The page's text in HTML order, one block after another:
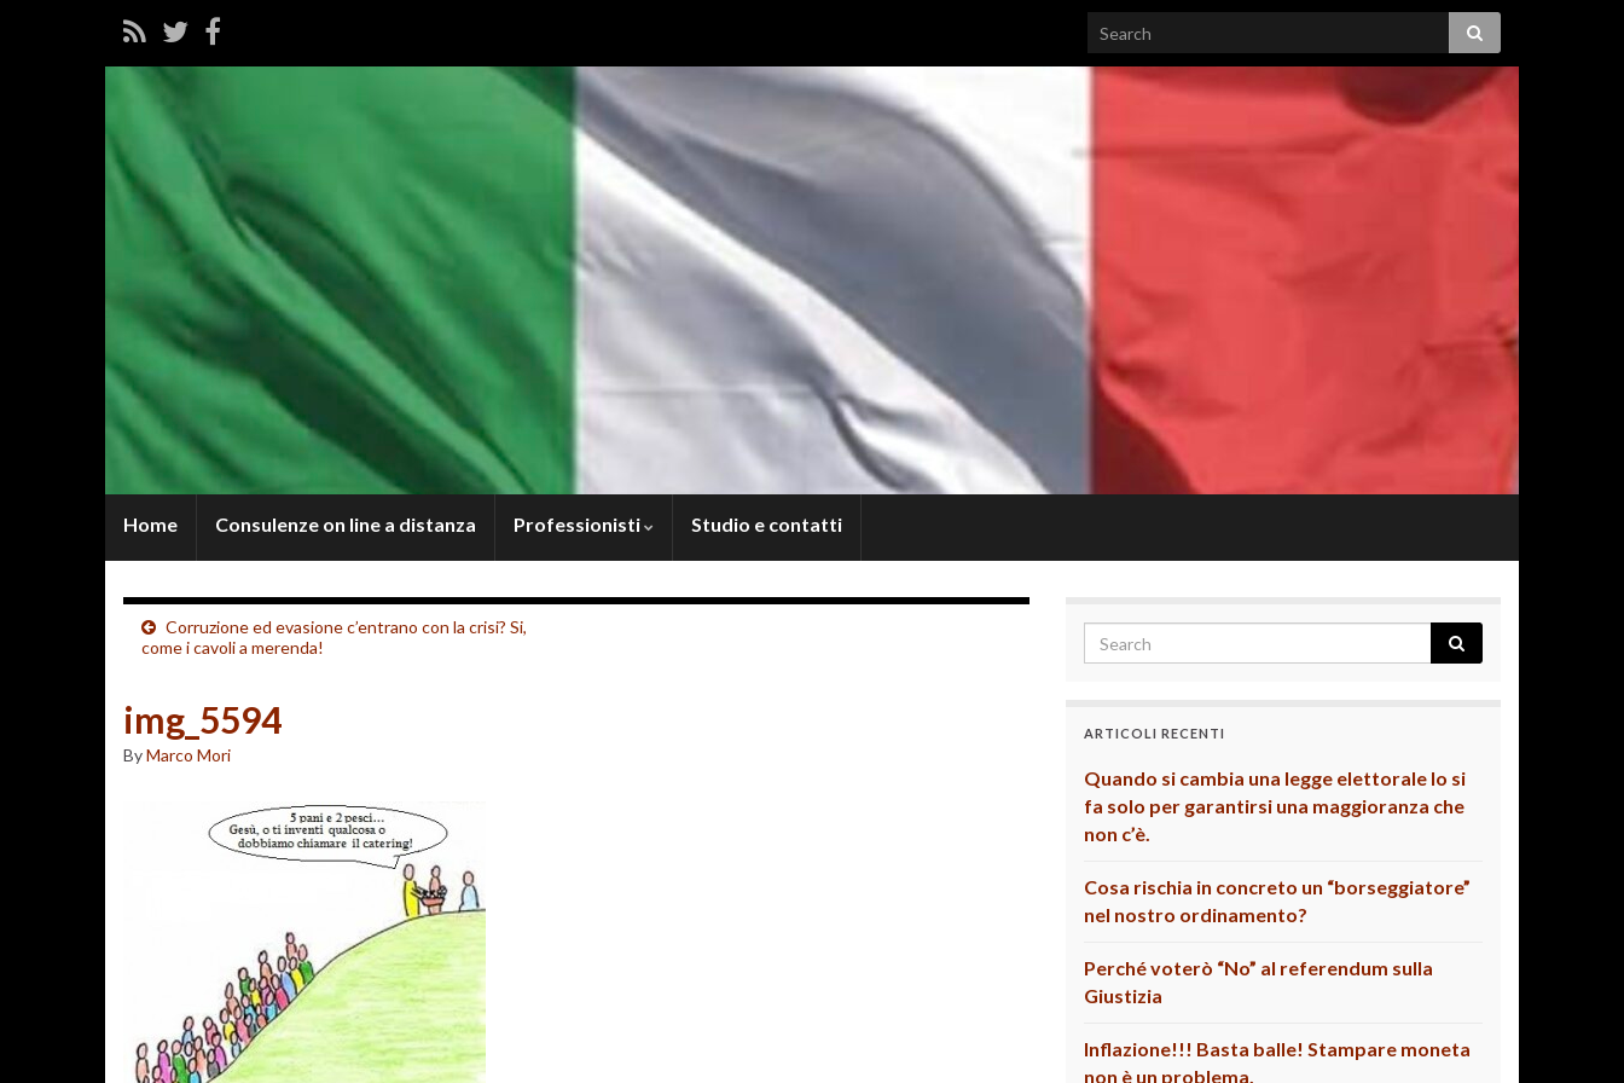
Home Consulenze on line a distanza Professionisti Studio e contatti
Corruzione ed evasione c’entrano con la crisi? Si,
come i cavoli a merenda!
img_5594
ByMarco Mori
ARTICOLI RECENTI
Quando si cambia una legge elettorale lo si
fa solo per garantirsi una maggioranza che
non c’è.
Cosa rischia in concreto un “borseggiatore”
nel nostro ordinamento?
Perché voterò “No” al referendum sulla
Giustizia
Inflazione!!! Basta balle! Stampare moneta
non è un problema.